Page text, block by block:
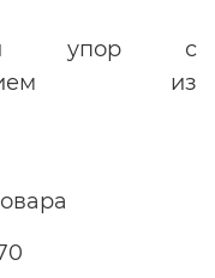
упор с
из